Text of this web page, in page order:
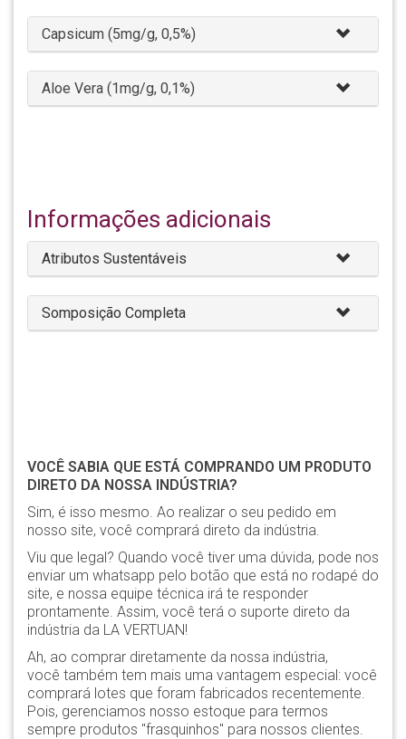
Capsicum (5mg/g, 0,5%)
Aloe Vera (1mg/g, 0,1%)
Informações adicionais
Atributos Sustentáveis
Somposição Completa
VOCÊ SABIA QUE ESTÁ COMPRANDO UM PRODUTO
DIRETO DA NOSSA INDÚSTRIA?
Sim, é isso mesmo. Ao realizar o seu pedido em
nosso site, você comprará direto da indústria.
Viu que legal? Quando você tiver uma dúvida, pode nos
enviar um whatsapp pelo botão que está no rodapé do
site, e nossa equipe técnica irá te responder
prontamente. Assim, você terá o suporte direto da
indústria da LA VERTUAN!
Ah, ao comprar diretamente da nossa indústria,
você também tem mais uma vantagem especial: você
comprará lotes que foram fabricados recentemente.
Pois, gerenciamos nosso estoque para termos
sempre produtos "frasquinhos" para nossos clientes.